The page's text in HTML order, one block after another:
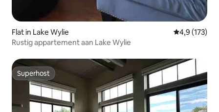
Flat in Lake Wylie Gemiddelde
4,9 (173)
Rustig appartement aan Lake Wylie
Superhost
Superhost